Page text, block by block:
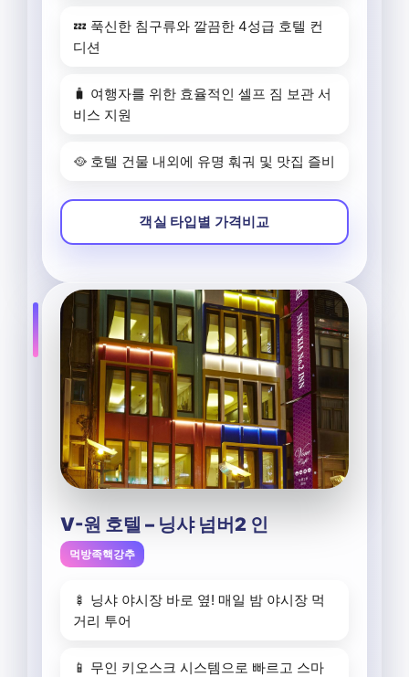
💤 푹신한 침구류와 깔끔한 4성급 호텔 컨
디션
🧳 여행자를 위한 효율적인 셀프 짐 보관 서
비스 지원
🥘 호텔 건물 내외에 유명 훠궈 및 맛집 즐비
객실 타입별 가격비교
V-원 호텔 – 닝샤 넘버2 인
먹방족핵강추
🍢 닝샤 야시장 바로 옆! 매일 밤 야시장 먹
거리 투어
📱 무인 키오스크 시스템으로 빠르고 스마